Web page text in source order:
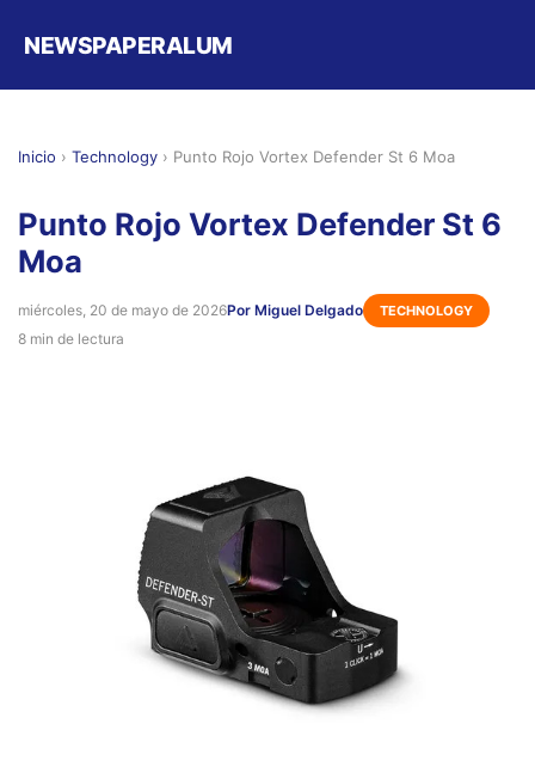
NEWSPAPERALUM
Inicio › Technology › Punto Rojo Vortex Defender St 6 Moa
Punto Rojo Vortex Defender St 6
Moa
miércoles, 20 de mayo de 2026Por Miguel Delgado TECHNOLOGY
8 min de lectura